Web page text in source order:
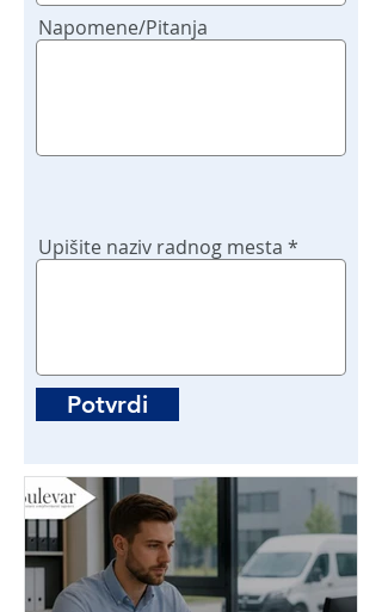
Napomene/Pitanja
Upišite naziv radnog mesta
Potvrdi